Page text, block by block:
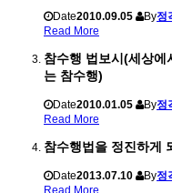
Date2010.09.05 By정
Read More
참수행 법보시(세상
는 참수행)
Date2010.01.05 By정
Read More
참수행법을 정진하게
Date2013.07.10 By정